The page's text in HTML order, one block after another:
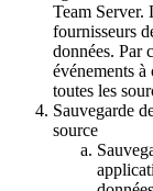
Team Server.
fournisseurs
données. Par
événements
toutes les
Sauvegarde
source